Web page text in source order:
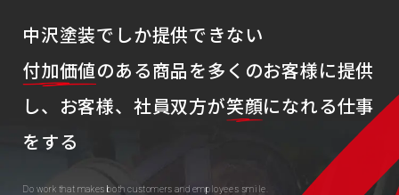
中沢塗装でしか提供できない
付加価値のある商品を多くのお客様に提供
し、 お客様、社員双方が笑顔になれる仕事
をする
Do work that makes both customers and employees smile.